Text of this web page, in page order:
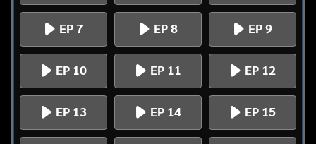
EP 7 EP 8 EP 9
EP 10 EP 11 EP 12
EP 13 EP 14 EP 15